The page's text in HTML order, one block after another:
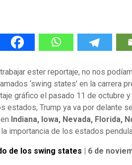
ester reportaje, no nos
‘swing states’ en la carrera
gráfico el pasado 11 de octubre
estados, Trump ya va por delante
Indiana, Iowa, Nevada, Florida,
importancia de los estados
de los swing states | 6 de